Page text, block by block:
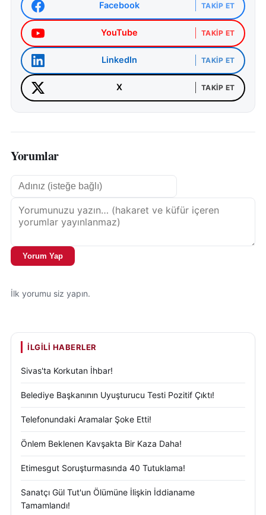
Facebook TAKIP ET
YouTube TAKIP ET
LinkedIn TAKIP ET
X TAKIP ET
Yorumlar
Yorum Yap
İlk yorumu siz yapın.
İLGILI HABERLER
Sivas'ta Korkutan İhbar!
Belediye Başkanının Uyuşturucu Testi Pozitif Çıktı!
Telefonundaki Aramalar Şoke Etti!
Önlem Beklenen Kavşakta Bir Kaza Daha!
Etimesgut Soruşturmasında 40 Tutuklama!
Sanatçı Gül Tut'un Ölümüne İlişkin İddianame
Tamamlandı!